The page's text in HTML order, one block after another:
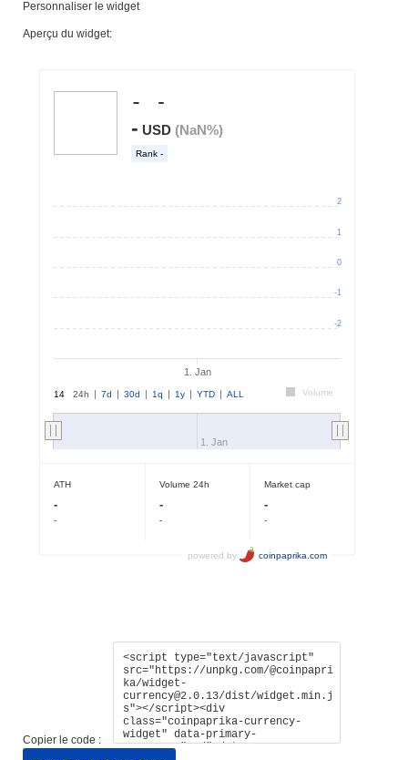
Personnaliser le widget
Aperçu du widget:
Copier le code :